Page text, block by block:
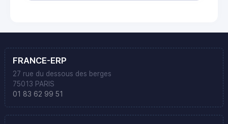
FRANCE-ERP
27 rue du dessous des berges
75013 PARIS
01 83 62 99 51